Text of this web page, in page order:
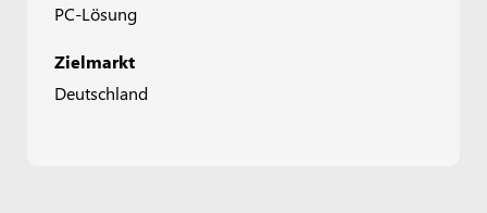
PC-Lösung
Zielmarkt
Deutschland